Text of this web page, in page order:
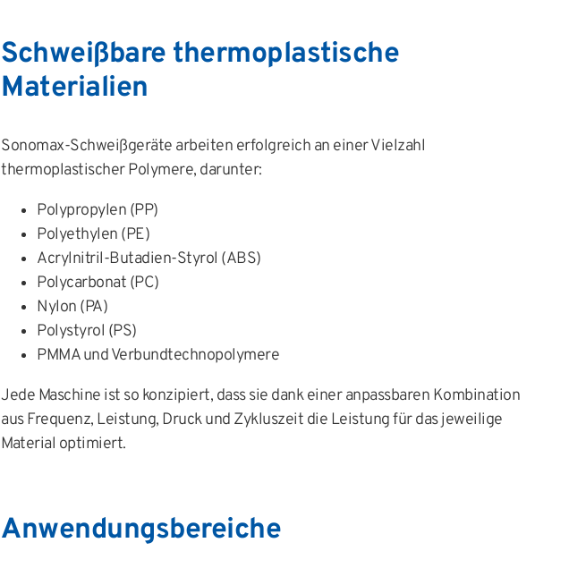
Schweißbare thermoplastische
Materialien
Sonomax-Schweißgeräte arbeiten erfolgreich an einer Vielzahl
thermoplastischer Polymere, darunter:
Polypropylen (PP)
Polyethylen (PE)
Acrylnitril-Butadien-Styrol (ABS)
Polycarbonat (PC)
Nylon (PA)
Polystyrol (PS)
PMMA und Verbundtechnopolymere
Jede Maschine ist so konzipiert, dass sie dank einer anpassbaren Kombination
aus Frequenz, Leistung, Druck und Zykluszeit die Leistung für das jeweilige
Material optimiert.
Anwendungsbereiche